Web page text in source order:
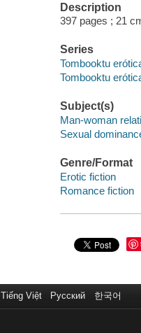
Description
397 pages ; 21
Series
Tombooktu
Tombooktu
Subject(s)
Man-woman
Sexual
Genre/Format
Erotic fiction
Romance fiction
Tiếng Việt Русский 한국어